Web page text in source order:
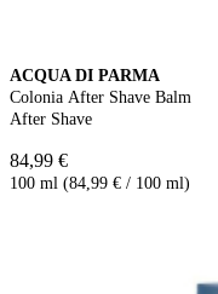
ACQUA DI PARMA
Colonia After Shave Balm
After Shave
84,99 €
100 ml (84,99 € / 100 ml)